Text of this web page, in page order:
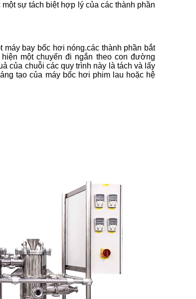
sự tách biệt hợp lý của các thành phần
bay bốc hơi nóng.các thành phần bắt
một chuyến đi ngắn theo con đường
của chuỗi các quy trình này là tách và lấy
tạo của máy bốc hơi phim lau hoặc hệ